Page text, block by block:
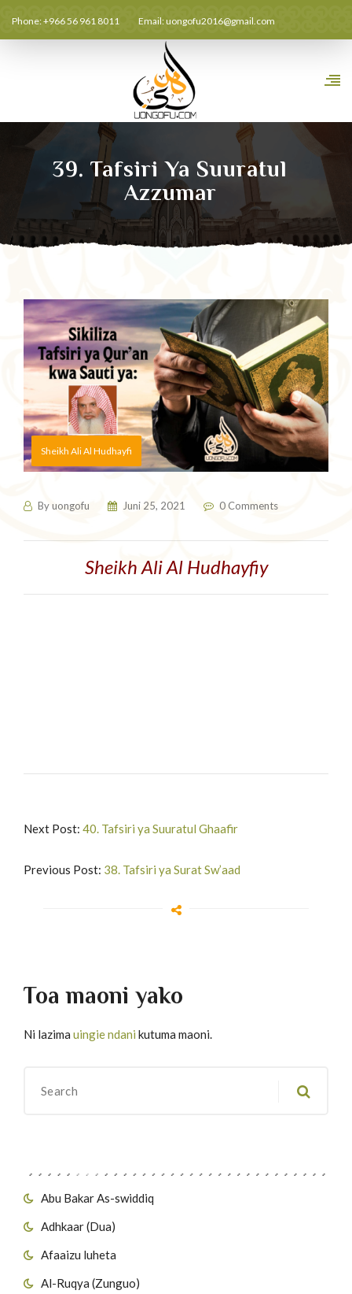
Phone: +966 56 961 8011 Email:uongofu2016@gmail.com
39. Tafsiri Ya Suuratul
Azzumar
Abu Bakar As-swiddiq
Adhkaar (Dua)
Afaaizu luheta
Al-Ruqya (Zunguo)
Sheikh Ali Al Hudhayfi
Byuongofu Juni 25, 2021 0 Comments
Sheikh Ali Al Hudhayfiy
Next Post: 40. Tafsiri ya Suuratul Ghaafir
Previous Post: 38. Tafsiri ya Surat Sw’aad
Toa maoni yako
Ni lazima uingie ndani kutuma maoni.